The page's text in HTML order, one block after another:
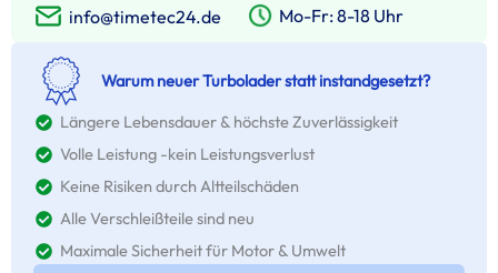
info@timetec24.de Mo-Fr: 8-18 Uhr
Warum neuer Turbolader statt instandgesetzt?
Längere Lebensdauer & höchste Zuverlässigkeit
Volle Leistung -kein Leistungsverlust
Keine Risiken durch Altteilschäden
Alle Verschleißteile sind neu
Maximale Sicherheit für Motor & Umwelt